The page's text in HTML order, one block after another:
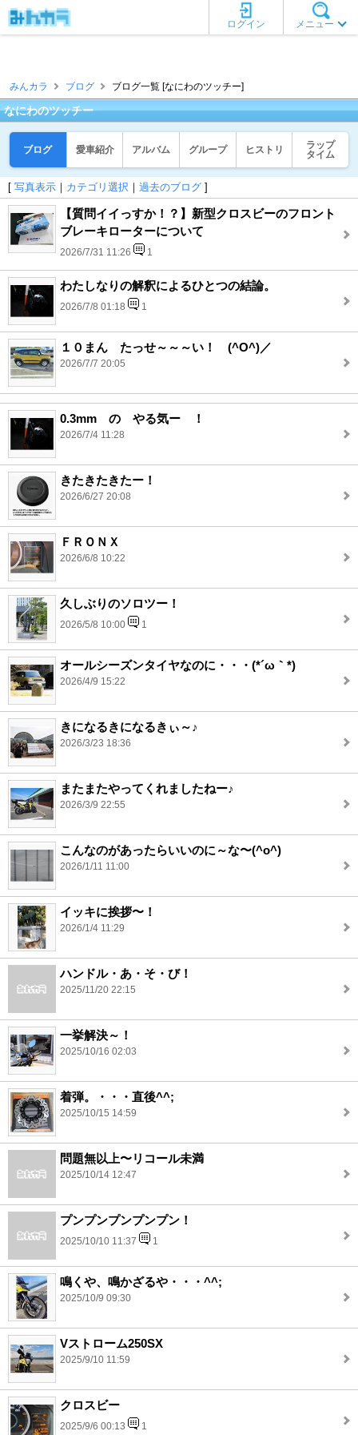
メニュー
ログイン
みんカラ ブログ ブログ一覧 [なにわのツッチー]
なにわのツッチー
ブログ 愛車紹介 アルバム グループ ヒストリ
ラップ
タイム
[ 写真表示 ｜ カテゴリ選択 ｜ 過去のブログ ]
【質問イイっすか！？】新型クロスビーのフロント
ブレーキローターについて
2026/7/31 11:26 1
わたしなりの解釈によるひとつの結論。
2026/7/8 01:18 1
１０まん たっせ～～～い！ (^O^)／
2026/7/7 20:05
0.3mm の やる気ー ！
2026/7/4 11:28
きたきたきたー！
2026/6/27 20:08
ＦＲＯＮＸ
2026/6/8 10:22
久しぶりのソロツー！
2026/5/8 10:00 1
オールシーズンタイヤなのに・・・(*´ω｀*)
2026/4/9 15:22
きになるきになるきぃ～♪
2026/3/23 18:36
またまたやってくれましたねー♪
2026/3/9 22:55
こんなのがあったらいいのに～な〜(^o^)
2026/1/11 11:00
イッキに挨拶〜！
2026/1/4 11:29
ハンドル・あ・そ・び！
2025/11/20 22:15
一挙解決～！
2025/10/16 02:03
着弾。・・・直後^^;
2025/10/15 14:59
問題無以上〜リコール未満
2025/10/14 12:47
プンプンプンプンプン！
2025/10/10 11:37 1
鳴くや、鳴かざるや・・・^^;
2025/10/9 09:30
Vストローム250SX
2025/9/10 11:59
クロスビー
2025/9/6 00:13 1